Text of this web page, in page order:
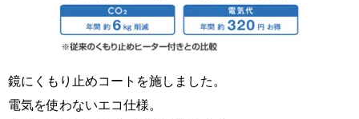
鏡にくもり止めコートを施しました。
電気を使わないエコ仕様。